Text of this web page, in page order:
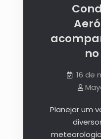
16 de
Planejar um